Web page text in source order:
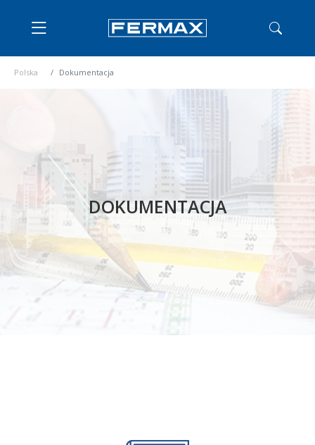
Polska Dokumentacja
DOKUMENTACJA